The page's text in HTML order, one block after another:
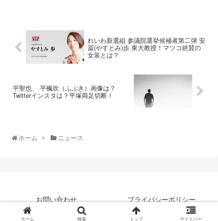
れいわ新選組 参議院選挙候補者第二弾 安
冨(やすとみ)歩 東大教授！マツコ絶賛の
女装とは？
平聖也、 平楓吹（ふぶき）画像は？
Twitterインスタは？平塚両足切断！
ホーム ニュース
お問い合わせ
プライバシーポリシー
© 2019 はいえんどとぴっくす.
ホーム 検索 トップ サイドバー